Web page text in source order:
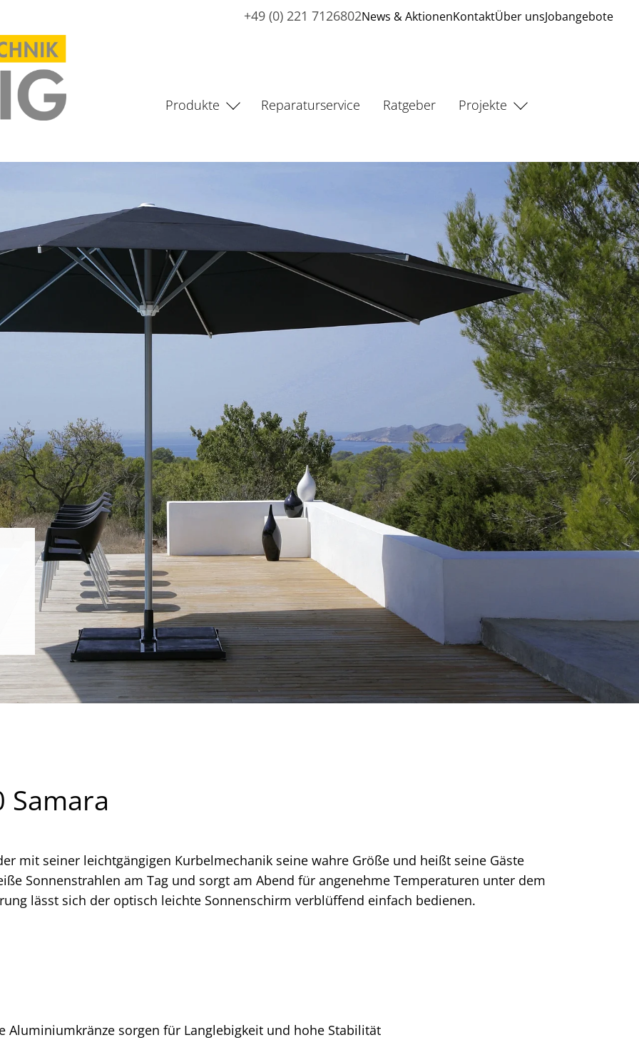
+49 (0) 221 7126802News & AktionenKontaktÜber unsJobangebote
Produkte
Reparaturservice Ratgeber Projekte
Samara
mit seiner leichtgängigen Kurbelmechanik seine wahre Größe und heißt seine Gäste
Sonnenstrahlen am Tag und sorgt am Abend für angenehme Temperaturen unter dem
lässt sich der optisch leichte Sonnenschirm verblüffend einfach bedienen.
Aluminiumkränze sorgen für Langlebigkeit und hohe Stabilität